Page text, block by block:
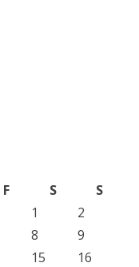
F S
S
1
2
8
9
15
16